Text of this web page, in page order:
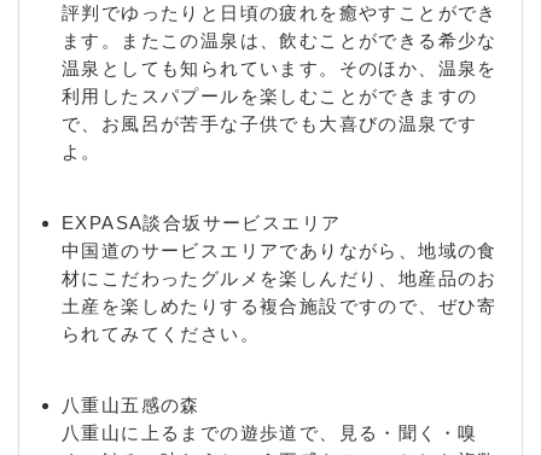
評判でゆったりと日頃の疲れを癒やすことができ
ます。またこの温泉は、飲むことができる希少な
温泉としても知られています。そのほか、温泉を
利用したスパプールを楽しむことができますの
で、お風呂が苦手な子供でも大喜びの温泉です
よ。
EXPASA談合坂サービスエリア
中国道のサービスエリアでありながら、地域の食
材にこだわったグルメを楽しんだり、地産品のお
土産を楽しめたりする複合施設ですので、ぜひ寄
られてみてください。
八重山五感の森
八重山に上るまでの遊歩道で、見る・聞く・嗅